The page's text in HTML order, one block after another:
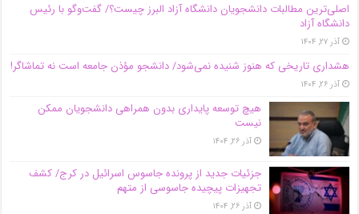
اصلی‌ترین مطالبات دانشجویان دانشگاه آزاد البرز چیست؟/ گفت‌وگو با رئیس
دانشگاه آز‌اد
آذر ۲۷, ۱۴۰۴
هشداری تاریخی که هنوز شنیده نمی‌شود/ دانشجو مؤذن جامعه است نه تماشاگر!
آذر ۲۶, ۱۴۰۴
هیچ توسعه پایداری بدون همراهی دانشجویان ممکن
نیست
آذر ۲۶, ۱۴۰۴
جزئیات جدید از پرونده جاسوس اسرائیل در کرج/‌ کشف
تجهیزات پیچیده جاسوسی از متهم
آذر ۲۶, ۱۴۰۴